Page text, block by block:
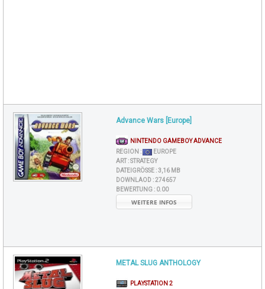
Advance Wars [Europe]
NINTENDO GAMEBOY ADVANCE
REGION :
EUROPE
ART :STRATEGY
DATEIGRÖSSE : 3,16 MB
DOWNLAOD :274657
BEWERTUNG : 0.00
WEITERE INFOS
METAL SLUG ANTHOLOGY
PLAYSTATION 2